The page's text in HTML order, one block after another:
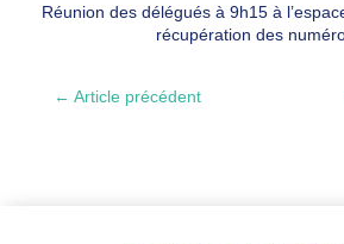
Réunion des délégués à 9h15 à
récupération des
← Article précédent